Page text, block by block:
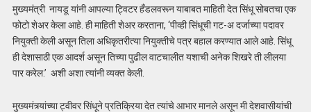
मुख्यमंत्री नायडू यांनी आपल्या ट्विटर हँडलवरून याबाबत माहिती देत सिंधू सोबतचा एक
फोटो शेअर केला आहे. ही माहिती शेअर करताना, ‘पीव्ही सिंधूची गट-अ दर्जाच्या पदावर
नियुक्ती केली असून तिला अधिकृतरीत्या नियुक्तीचे पत्र बहाल करण्यात आले आहे. सिंधू
ही देशासाठी एक आदर्श असून तिच्या पुढील वाटचालीत यशाची अनेक शिखरे ती लीलया
पार करेल.’ अशी अशा त्यांनी व्यक्त केली.
मुख्यमंत्र्यांच्या ट्वीवर सिंधूने प्रतिक्रिया देत त्यांचे आभार मानले असून मी देशवासीयांची